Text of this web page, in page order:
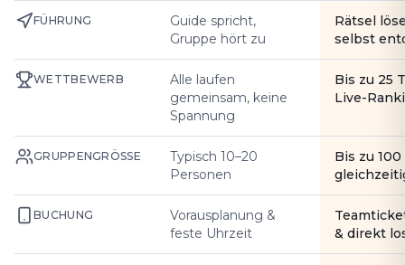
FÜHRUNG
Guide spricht,
Gruppe hört zu
Rätsel
selbst
WETTBEWERB
Alle laufen
gemeinsam, keine
Spannung
Bis zu 25
Live-
GRUPPENGRÖSSE
Typisch 10–20
Personen
Bis zu
BUCHUNG
Vorausplanung &
feste Uhrzeit
& direkt